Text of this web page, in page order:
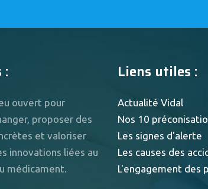
:
ouvert pour
proposer des
et valoriser
innovations liées au
médicament.
Liens utiles :
Actualité Vidal
Nos 10
Les signes d'alerte
Les causes des
L'engagement des